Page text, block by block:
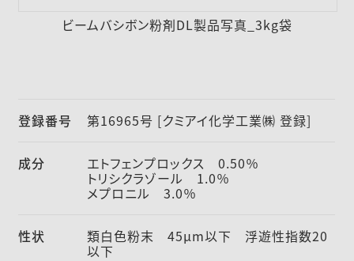
ビームバシボン粉剤DL製品写真_3kg袋
登録番号 第16965号 [クミアイ化学工業㈱ 登録]
成分 エトフェンプロックス 0.50％
トリシクラゾール 1.0％
メプロニル 3.0％
性状 類白色粉末 45µm以下 浮遊性指数20
以下